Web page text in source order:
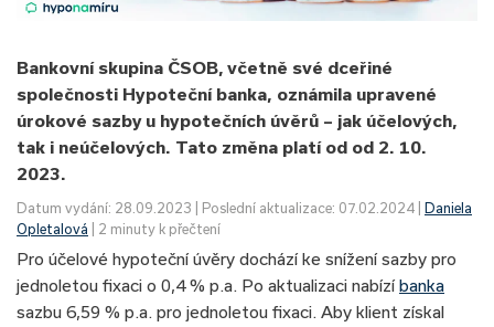
Bankovní skupina ČSOB, včetně své dceřiné
společnosti Hypoteční banka, oznámila upravené
úrokové sazby u hypotečních úvěrů – jak účelových,
tak i neúčelových. Tato změna platí od od 2. 10.
2023.
Datum vydání: 28.09.2023 | Poslední aktualizace: 07.02.2024 |
Daniela
Opletalová | 2 minuty k přečtení
Pro účelové hypoteční úvěry dochází ke snížení sazby pro
jednoletou fixaci o 0,4 % p.a. Po aktualizaci nabízí banka
sazbu 6,59 % p.a. pro jednoletou fixaci. Aby klient získal